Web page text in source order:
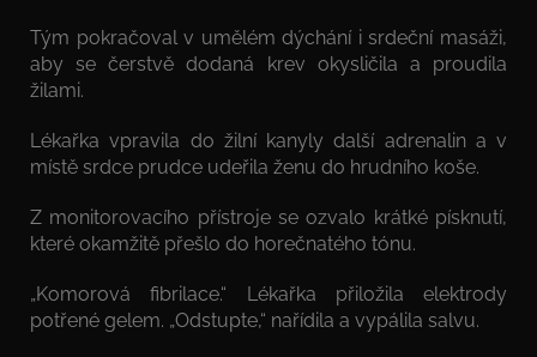
Tým pokračoval v umělém dýchání i srdeční masáži,
aby se čerstvě dodaná krev okysličila a proudila
žilami.
Lékařka vpravila do žilní kanyly další adrenalin a v
místě srdce prudce udeřila ženu do hrudního koše.
Z monitorovacího přístroje se ozvalo krátké písknutí,
které okamžitě přešlo do horečnatého tónu.
„Komorová fibrilace.“ Lékařka přiložila elektrody
potřené gelem. „Odstupte,“ nařídila a vypálila salvu.